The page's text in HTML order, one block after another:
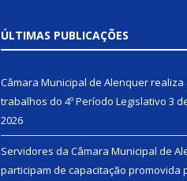
ÚLTIMAS PUBLICAÇÕES
Câmara Municipal de Alenquer
trabalhos do 4º Período Legislativo 3
2026
Servidores da Câmara Municipal de
participam de capacitação promovida